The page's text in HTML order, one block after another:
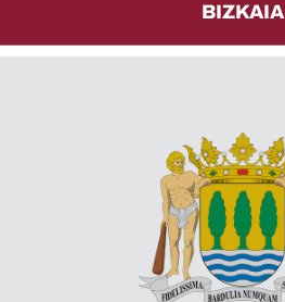
BIZKAIA